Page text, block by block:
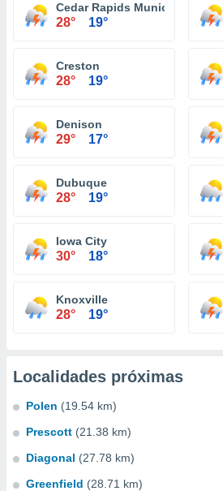
Cedar Rapids Municipal Airport
28° 19°
Creston
28° 19°
Denison
29° 17°
Dubuque
28° 19°
Iowa City
30° 18°
Knoxville
28° 19°
Localidades próximas
Polen (19.54 km)
Prescott (21.38 km)
Diagonal (27.78 km)
Greenfield (28.71 km)